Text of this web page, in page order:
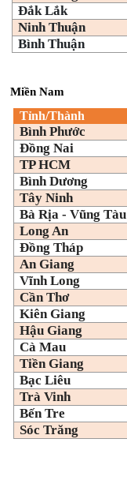
Đắk Lắk
Ninh Thuận
Bình Thuận
Miền Nam
Tỉnh/Thành
Bình Phước
Đồng Nai
TP HCM
Bình Dương
Tây Ninh
Bà Rịa - Vũng Tàu
Long An
Đồng Tháp
An Giang
Vĩnh Long
Cần Thơ
Kiên Giang
Hậu Giang
Cà Mau
Tiền Giang
Bạc Liêu
Trà Vinh
Bến Tre
Sóc Trăng